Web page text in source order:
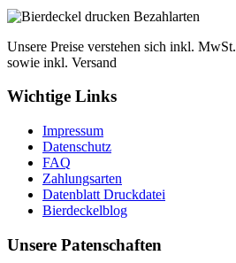
Unsere Preise verstehen sich inkl. MwSt.
sowie inkl. Versand
Wichtige Links
Impressum
Datenschutz
FAQ
Zahlungsarten
Datenblatt Druckdatei
Bierdeckelblog
Unsere Patenschaften